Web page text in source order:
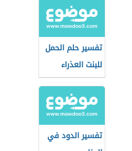
تفسير حلم الحمل
للبنت العذراء
تفسير الدود في